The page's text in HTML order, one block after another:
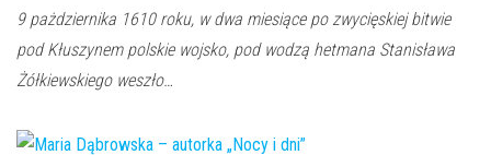
9 pażdziernika 1610 roku, w dwa miesiące po zwycięskiej bitwie
pod Kłuszynem polskie wojsko, pod wodzą hetmana Stanisława
Żółkiewskiego weszło…